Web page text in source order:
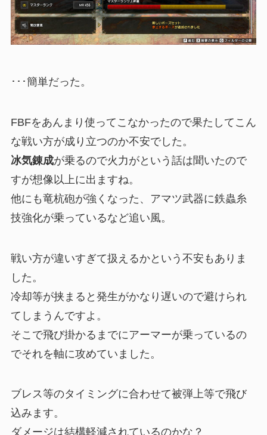
･･･簡単だった。
FBFをあんまり使ってこなかったので果たしてこん
な戦い方が成り立つのか不安でした。
冰気錬成が乗るので火力がという話は聞いたので
すが想像以上に出ますね。
他にも竜杭砲が強くなった、アマツ武器に鉄蟲糸
技強化が乗っているなど追い風。
戦い方が違いすぎて扱えるかという不安もありま
した。
冷却等が挟まると発生がかなり遅いので避けられ
てしまうんですよ。
そこで飛び掛かるまでにアーマーが乗っているの
でそれを軸に攻めていました。
ブレス等のタイミングに合わせて被弾上等で飛び
込みます。
ダメージは結構軽減されているのかな？